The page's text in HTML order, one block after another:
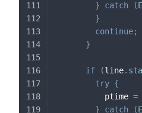
}
catch (
}
continue;
}
if (line.
try {
          ptime
=
}
catch (